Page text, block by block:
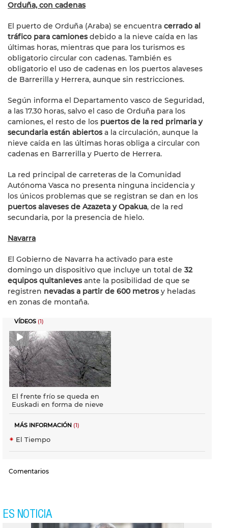
Orduña, con cadenas
El puerto de Orduña (Araba) se encuentra cerrado al
tráfico para camionesdebido a la nieve caída en las
últimas horas, mientras que para los turismos es
obligatorio circular con cadenas. También es
obligatorio el uso de cadenas en los puertos alaveses
de Barrerilla y Herrera, aunque sin restricciones.
Según informa el Departamento vasco de Seguridad,
a las 17.30 horas, salvo el caso de Orduña para los
camiones, el resto de los puertos de la red primaria y
secundaria están abiertosa la circulación, aunque la
nieve caída en las últimas horas obliga a circular con
cadenas en Barrerilla y Puerto de Herrera.
La red principal de carreteras de la Comunidad
Autónoma Vasca no presenta ninguna incidencia y
los únicos problemas que se registran se dan en los
puertos alaveses de Azazeta y Opakua, de la red
secundaria, por la presencia de hielo.
Navarra
El Gobierno de Navarra ha activado para este
domingo un dispositivo que incluye un total de 32
equipos quitanievesante la posibilidad de que se
registren nevadas a partir de 600 metrosy heladas
en zonas de montaña.
VÍDEOS (1)
El frente frío se queda en
Euskadi en forma de nieve
MÁS INFORMACIÓN (1)
El Tiempo
Comentarios
ES NOTICIA